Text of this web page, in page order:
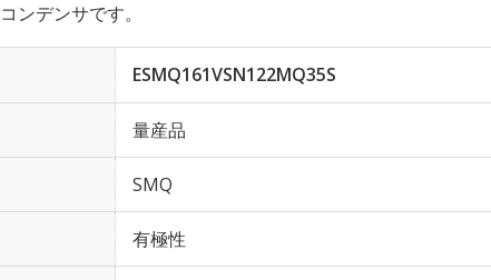
ンデンサです。
ESMQ161VSN122MQ35S
量産品
SMQ
有極性